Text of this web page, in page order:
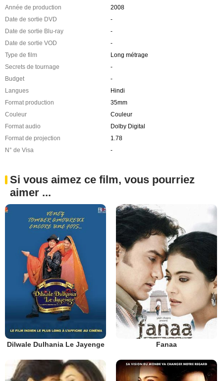
Année de production
2008
Date de sortie DVD
-
Date de sortie Blu-ray
-
Date de sortie VOD
-
Type de film
Long métrage
Secrets de tournage
-
Budget
-
Langues
Hindi
Format production
35mm
Couleur
Couleur
Format audio
Dolby Digital
Format de projection
1.78
N° de Visa
-
Si vous aimez ce film, vous pourriez
aimer ...
Dilwale Dulhania Le Jayenge Fanaa